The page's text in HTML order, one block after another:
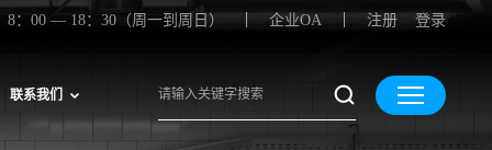
8：00 — 18：30（周一到周日） 企业OA 注册 登录
联系我们